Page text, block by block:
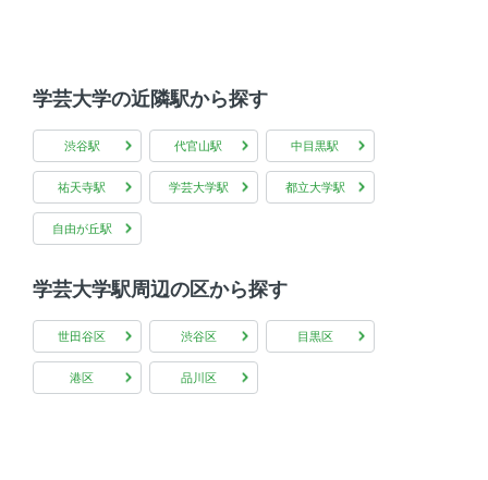
学芸大学の近隣駅から探す
渋谷駅 代官山駅 中目黒駅
祐天寺駅 学芸大学駅 都立大学駅
自由が丘駅
学芸大学駅周辺の区から探す
世田谷区 渋谷区 目黒区
港区 品川区